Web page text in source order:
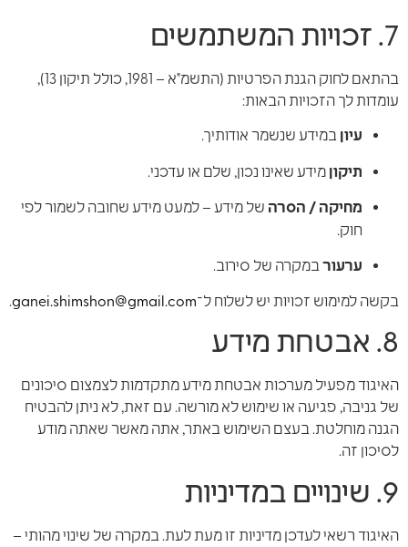
7. זכויות המשתמשים
בהתאם לחוק הגנת הפרטיות (התשמ"א – 1981, כולל תיקון 13),
עומדות לך הזכויות הבאות:
עיון במידע שנשמר אודותיך.
תיקון מידע שאינו נכון, שלם או עדכני.
מחיקה / הסרה של מידע – למעט מידע שחובה לשמור לפי
חוק.
ערעורבמקרה של סירוב.
בקשה למימוש זכויות יש לשלוח ל־ganei.shimshon@gmail.com
.
8. אבטחת מידע
האיגוד מפעיל מערכות אבטחת מידע מתקדמות לצמצום סיכונים
של גניבה, פגיעה או שימוש לא מורשה. עם זאת, לא ניתן להבטיח
הגנה מוחלטת. בעצם השימוש באתר, אתה מאשר שאתה מודע
לסיכון זה.
9. שינויים במדיניות
האיגוד רשאי לעדכן מדיניות זו מעת לעת. במקרה של שינוי מהותי –